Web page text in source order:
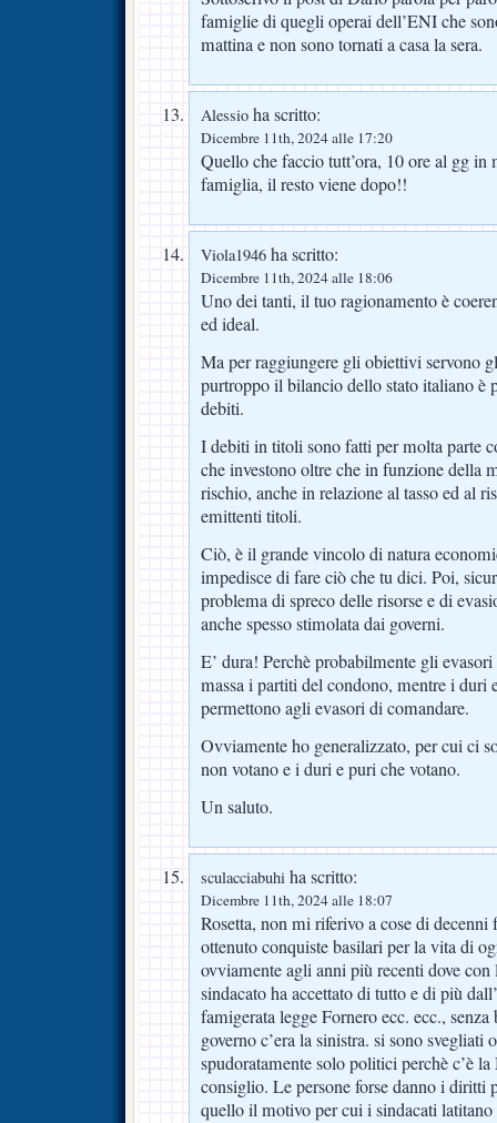
famiglie di quegli operai dell’ENI che
mattina e non sono tornati a casa la sera.
Alessio ha scritto:
Dicembre 11th, 2024 alle 17:20
Quello che faccio tutt’ora, 10 ore al gg in
famiglia, il resto viene dopo!!
Viola1946 ha scritto:
Dicembre 11th, 2024 alle 18:06
Uno dei tanti, il tuo ragionamento è
ed ideal.
Ma per raggiungere gli obiettivi servono
purtroppo il bilancio dello stato italiano è
debiti.
I debiti in titoli sono fatti per molta parte
che investono oltre che in funzione della
rischio, anche in relazione al tasso ed al
emittenti titoli.
Ciò, è il grande vincolo di natura
impedisce di fare ciò che tu dici. Poi,
problema di spreco delle risorse e di
anche spesso stimolata dai governi.
E’ dura! Perchè probabilmente gli
massa i partiti del condono, mentre i duri
permettono agli evasori di comandare.
Ovviamente ho generalizzato, per cui ci
non votano e i duri e puri che votano.
Un saluto.
sculacciabuhi ha scritto:
Dicembre 11th, 2024 alle 18:07
Rosetta, non mi riferivo a cose di decenni
ottenuto conquiste basilari per la vita di
ovviamente agli anni più recenti dove
sindacato ha accettato di tutto e di più
famigerata legge Fornero ecc. ecc.,
governo c’era la sinistra. si sono svegliati
spudoratamente solo politici perchè c’è
consiglio. Le persone forse danno i diritti
quello il motivo per cui i sindacati latitano